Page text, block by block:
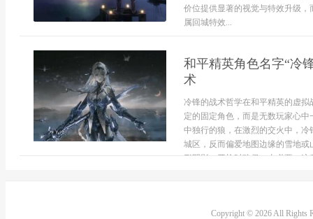
价位提供显著的视觉与特效升级
属回城特效...
和平精英角色名字“冷
术
冷锋的战术哲学在和平精英的虚
定的固定角色，而是无数玩家心
中独行的狼，在激烈的交火中，
城区，反而偏爱地图边缘的雪地
形阴影，开枪时确保一击必要，这
Copyright © 2026 All Rights